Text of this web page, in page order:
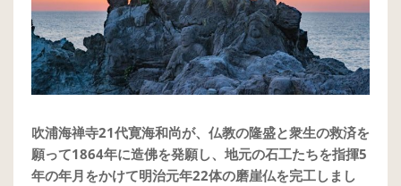
吹浦海禅寺21代寛海和尚が、仏教の隆盛と衆生の救済を
願って1864年に造佛を発願し、地元の石工たちを指揮5
年の年月をかけて明治元年22体の磨崖仏を完工しまし